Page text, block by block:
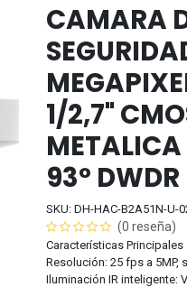
CAMARA
1/2,7"
93°
SKU: DH-HAC-B2A51N-U-
(0 reseña)
Características Principales
Resolución: 25 fps a 5MP,
Iluminación IR inteligente: